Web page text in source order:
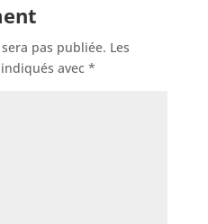
pas publiée. Les
avec *